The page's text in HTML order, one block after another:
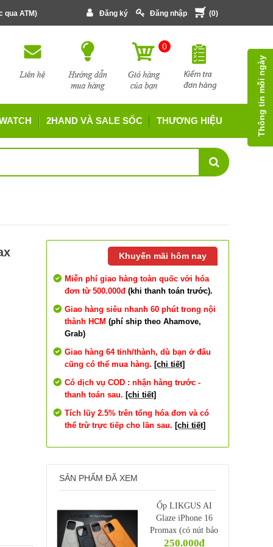
qua ATM) Đăng ký Đăng nhập (0)
0
2HAND VÀ SALE SỐC THƯƠNG HIỆU
Khuyến mãi hôm nay
Miễn phí giao hàng toàn quốc với hóa
đơn từ 500.000đ (khi thanh toán trước).
Giao hàng siêu nhanh 60 phút trong nội
thành HCM (phí ship theo Ahamove,
Grab)
Giao hàng 64 tỉnh/thành, dù bạn ở đâu
cũng có thể mua hàng. [chi tiết]
Có dịch vụ COD : nhận hàng trước -
thanh toán sau. [chi tiết]
Tích lũy 2.5% trên tổng hóa đơn và có
thể trừ trực tiếp cho lần sau. [chi tiết]
SẢN PHẨM ĐÃ XEM
Ốp LIKGUS AI
Glaze iPhone 16
Promax (có nút bảo
vệ control camera)
250.000₫
Thông tin mỗi ngày